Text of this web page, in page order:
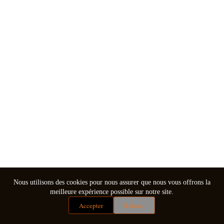
Nous utilisons des cookies pour nous assurer que nous vous offrons la
meilleure expérience possible sur notre site.
Accepter Refuser
Mentions légales
Conditions générales de vente